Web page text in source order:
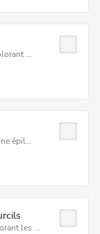
...
épil...
les ...